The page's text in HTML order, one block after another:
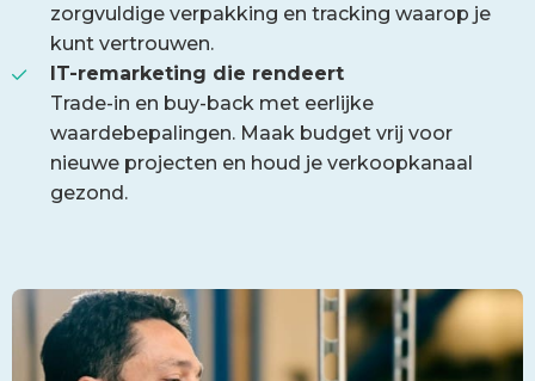
zorgvuldige verpakking en tracking waarop je
kunt vertrouwen.
IT-remarketing die rendeert
Trade-in en buy-back met eerlijke
waardebepalingen. Maak budget vrij voor
nieuwe projecten en houd je verkoopkanaal
gezond.